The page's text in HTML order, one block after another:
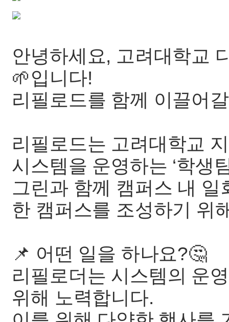
안녕하세요, 고려대학교
🌱입니다!
리필로드를 함께 이끌어
리필로드는 고려대학교
시스템을 운영하는 ‘학생
그린과 함께 캠퍼스 내
한 캠퍼스를 조성하기 위
📌 어떤 일을 하나요?🤔
리필로더는 시스템의 운
위해 노력합니다.